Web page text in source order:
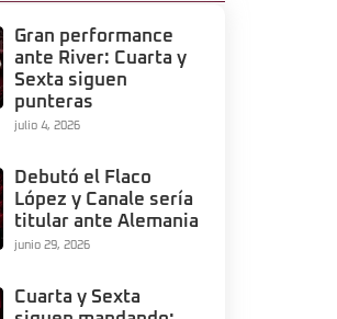
Gran performance
ante River: Cuarta y
Sexta siguen
punteras
julio 4, 2026
Debutó el Flaco
López y Canale sería
titular ante Alemania
junio 29, 2026
Cuarta y Sexta